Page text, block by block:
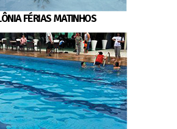
FÉRIAS MATINHOS